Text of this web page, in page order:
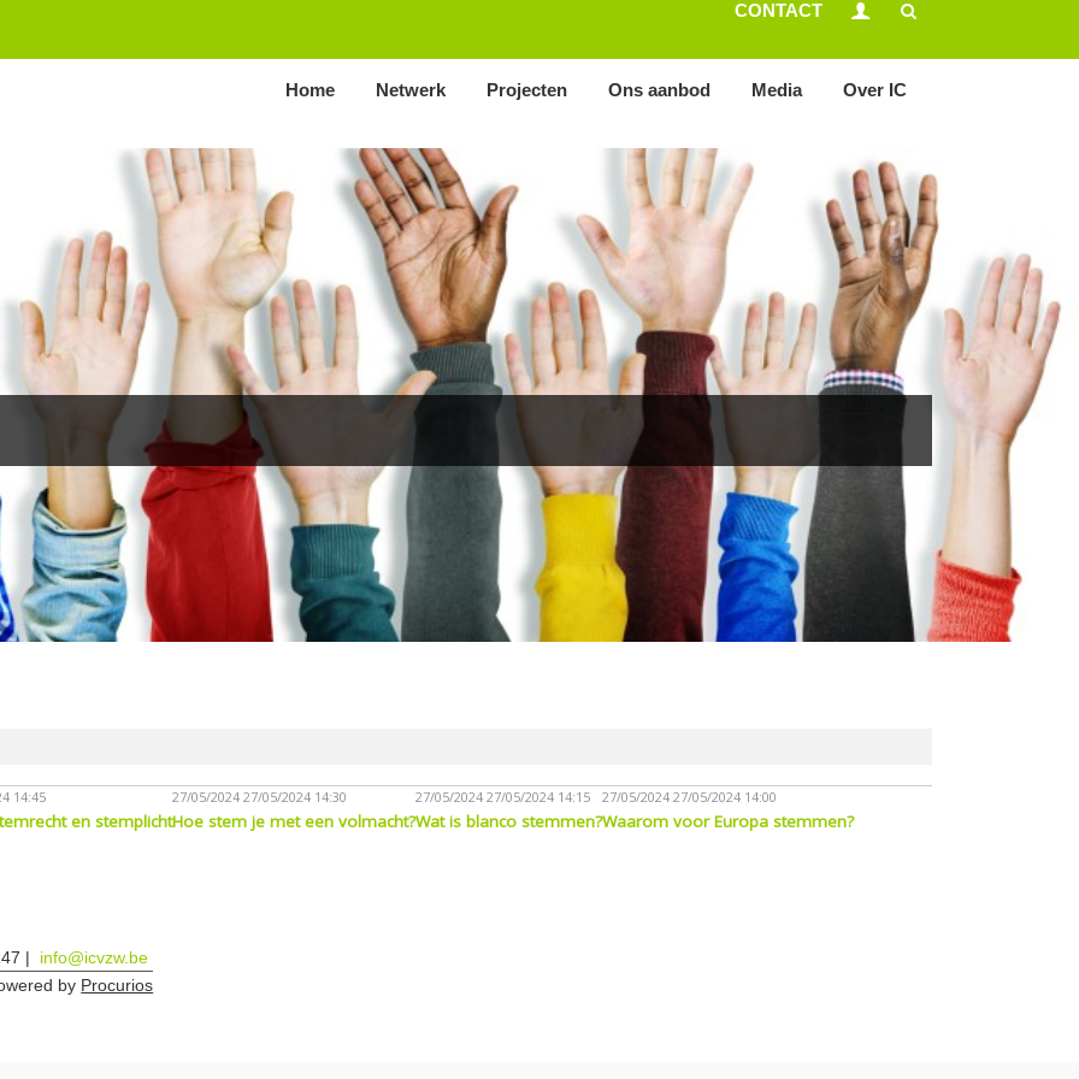
CONTACT
Home Netwerk Projecten Ons aanbod Media Over IC
14:45
en stemplicht
27/05/202427/05/2024 14:30
Hoe stem je met een volmacht?
27/05/202427/05/2024 14:15
Wat is blanco stemmen?
27/05/202427/05/2024 14:00
Waarom voor Europa stemmen?
info@icvzw.be
by Procurios